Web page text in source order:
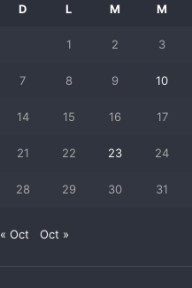
D L M M
1 2 3
7 8 9 10
14 15 16 17
21 22 23 24
28 29 30 31
« Oct Oct »